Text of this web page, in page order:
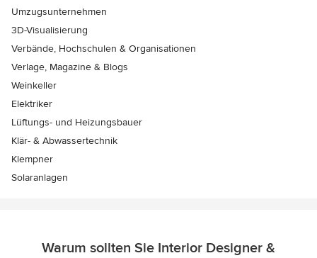
Umzugsunternehmen
3D-Visualisierung
Verbände, Hochschulen & Organisationen
Verlage, Magazine & Blogs
Weinkeller
Elektriker
Lüftungs- und Heizungsbauer
Klär- & Abwassertechnik
Klempner
Solaranlagen
Warum sollten Sie Interior Designer &